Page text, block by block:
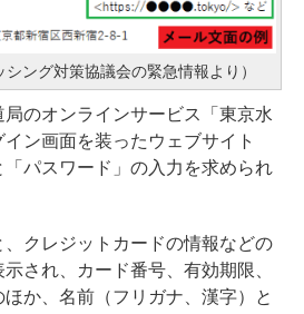
ング対策協議会の緊急情報より）
のオンラインサービス「東京水
ン画面を装ったウェブサイト
パスワード」の入力を求められ
クレジットカードの情報などの
され、カード番号、有効期限、
か、名前（フリガナ、漢字）と